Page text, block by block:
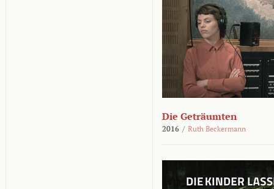
Die Geträumten
2016 / Ruth Beckermann